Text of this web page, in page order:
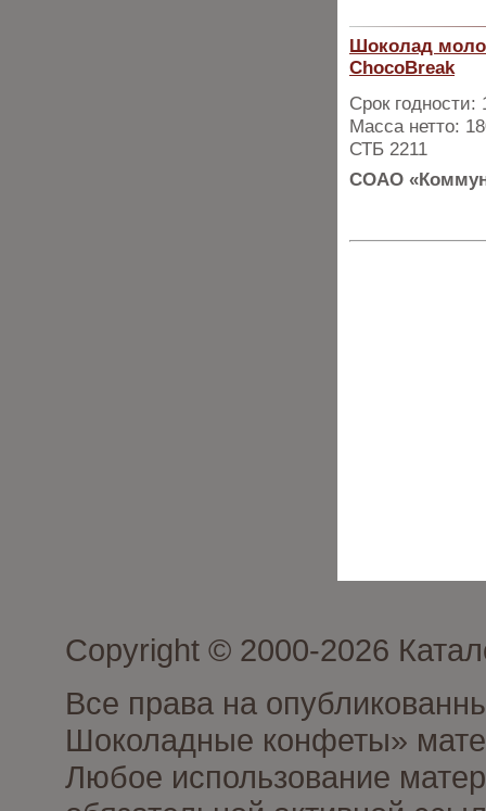
Шоколад
ChocoBreak
Срок годности:
Масса нетто:
СТБ 2211
СОАО
Copyright © 2000-2026
Все права на
Шоколадные конфеты»
Любое использование